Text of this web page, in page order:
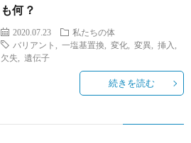
も何？
2020.07.23
私たちの体
バリアント
一塩基置換 変化 変異 挿入
欠失
遺伝子
続きを読む